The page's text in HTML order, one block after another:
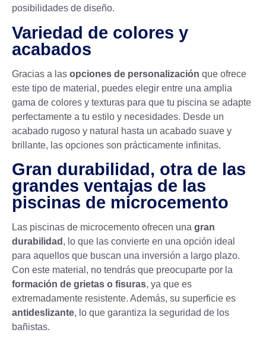
posibilidades de diseño.
Variedad de colores y
acabados
Gracias a las opciones de personalización que ofrece
este tipo de material, puedes elegir entre una amplia
gama de colores y texturas para que tu piscina se adapte
perfectamente a tu estilo y necesidades. Desde un
acabado rugoso y natural hasta un acabado suave y
brillante, las opciones son prácticamente infinitas.
Gran durabilidad, otra de las
grandes ventajas de las
piscinas de microcemento
Las piscinas de microcemento ofrecen una gran
durabilidad , lo que las convierte en una opción ideal
para aquellos que buscan una inversión a largo plazo.
Con este material, no tendrás que preocuparte por la
formación de grietas o fisuras, ya que es
extremadamente resistente. Además, su superficie es
antideslizante, lo que garantiza la seguridad de los
bañistas.